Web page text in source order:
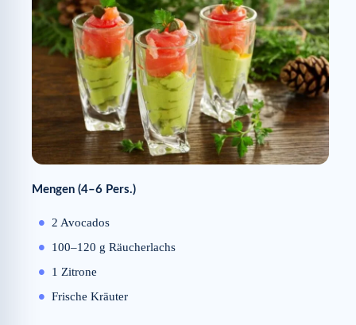
Die Balance zwischen Genuss und Leichtigkeit finden
Mengen (4–6 Pers.)
2 Avocados
100–120 g Räucherlachs
1 Zitrone
Frische Kräuter